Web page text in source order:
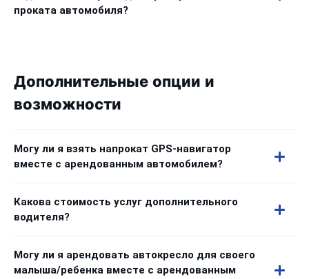
проката автомобиля?
Дополнительные опции и
возможности
Могу ли я взять напрокат GPS-навигатор
вместе с арендованным автомобилем?
Какова стоимость услуг дополнительного
водителя?
Могу ли я арендовать автокресло для своего
малыша/ребенка вместе с арендованным